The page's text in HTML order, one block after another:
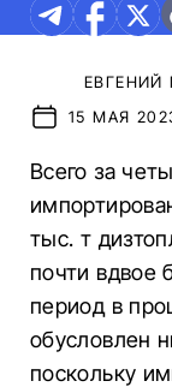
ЕВГЕНИЙ
15 МАЯ
Всего за
тыс. т
почти вдвое
период в
обусловлен
поскольку